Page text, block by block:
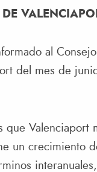
al
del mes de
que Valenciaport
un crecimiento